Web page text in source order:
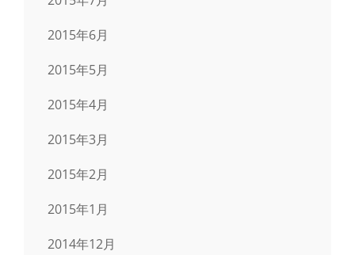
2015年6月
2015年5月
2015年4月
2015年3月
2015年2月
2015年1月
2014年12月